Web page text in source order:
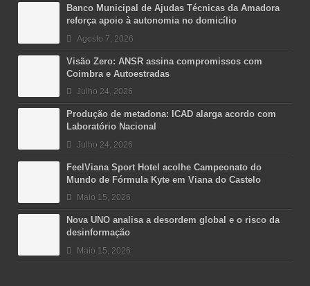
Banco Municipal de Ajudas Técnicas da Amadora
reforça apoio à autonomia no domicílio
Agosto 7, 2026
Visão Zero: ANSR assina compromissos com
Coimbra e Autoestradas
Julho 24, 2026
Produção de metadona: ICAD alarga acordo com
Laboratório Nacional
Julho 24, 2026
FeelViana Sport Hotel acolhe Campeonato do
Mundo de Fórmula Kyte em Viana do Castelo
Maio 15, 2026
Nova UNO analisa a desordem global e o risco da
desinformação
Maio 15, 2026